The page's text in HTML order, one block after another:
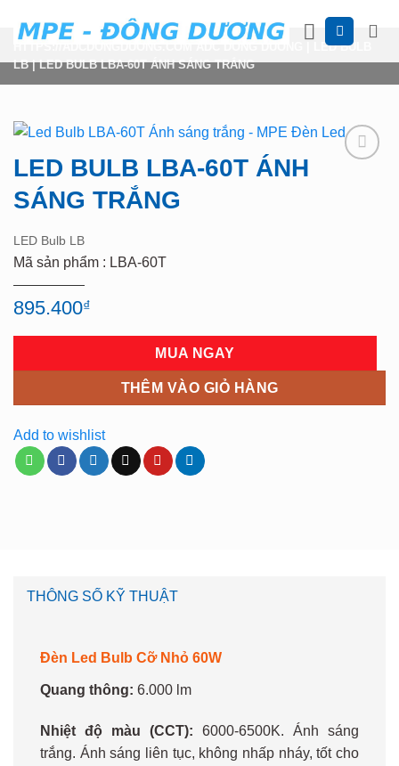
LED BULB
LB|LED BULB LBA-60T ÁNH SÁNG TRẮNG
LED BULB LBA-60T ÁNH
SÁNG TRẮNG
LED Bulb LB
Mã sản phẩm : LBA-60T
895.400₫
MUA NGAY
THÊM VÀO GIỎ HÀNG
Add to wishlist
THÔNG SỐ KỸ THUẬT
Đèn Led Bulb Cỡ Nhỏ 60W
Quang thông: 6.000 lm
Nhiệt độ màu (CCT): 6000-6500K. Ánh sáng
trắng. Ánh sáng liên tục, không nhấp nháy, tốt cho